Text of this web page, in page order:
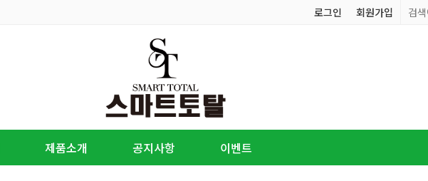
로그인 회원가입
제품소개 공지사항 이벤트